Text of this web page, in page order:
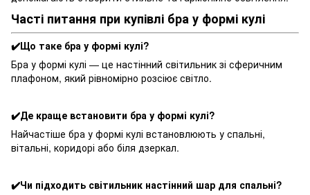
Часті питання при купівлі бра у формі кулі
✔️Що таке бра у формі кулі?
Бра у формі кулі — це настінний світильник зі сферичним
плафоном, який рівномірно розсіює світло.
✔️Де краще встановити бра у формі кулі?
Найчастіше бра у формі кулі встановлюють у спальні,
вітальні, коридорі або біля дзеркал.
✔️Чи підходить світильник настінний шар для спальні?